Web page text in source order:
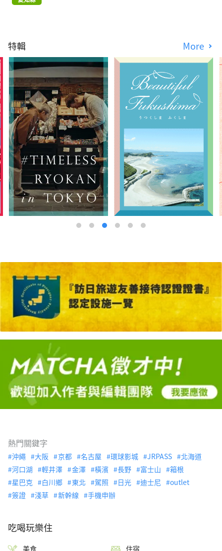
特輯 More
熱門關鍵字
沖繩 大阪 京都 名古屋 環球影城 JRPASS
北海道
河口湖
輕井澤 金澤 橫濱 長野 富士山
箱根
星巴克
白川鄉 東北 駕照 日光 迪士尼
outlet
簽證
淺草 新幹線 手機申辦
吃喝玩樂住
美食 住宿